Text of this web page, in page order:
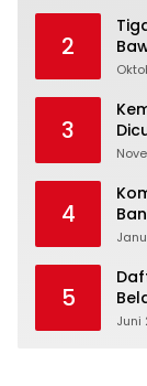
2
3
4
5
Juni